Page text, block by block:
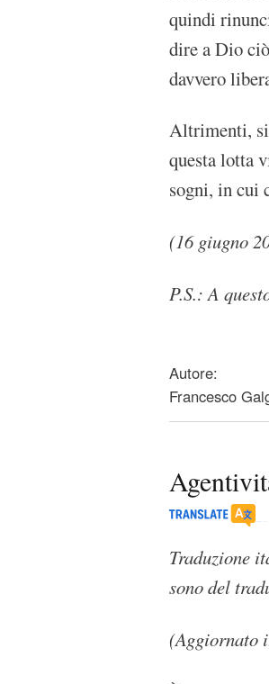
quindi
dire a Dio
davvero
Altrimenti, si
questa lotta
sogni, in cui
(16 giugno
P.S.: A
Autore:
Francesco
Traduzione
sono del
(Aggiornato